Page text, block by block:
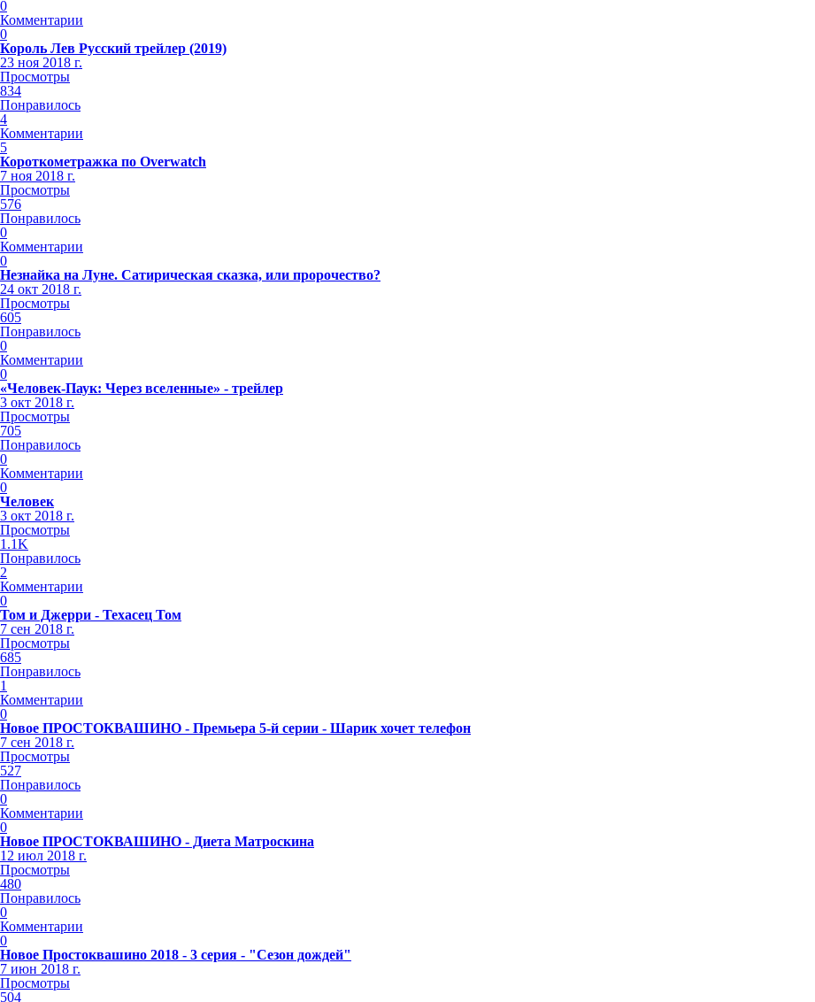
0
Комментарии
0
Король Лев Русский трейлер (2019)
23 ноя 2018 г.
Просмотры
834
Понравилось
4
Комментарии
5
Короткометражка по Overwatch
7 ноя 2018 г.
Просмотры
576
Понравилось
0
Комментарии
0
Незнайка на Луне. Сатирическая сказка, или пророчество?
24 окт 2018 г.
Просмотры
605
Понравилось
0
Комментарии
0
«Человек-Паук: Через вселенные» - трейлер
3 окт 2018 г.
Просмотры
705
Понравилось
0
Комментарии
0
Человек
3 окт 2018 г.
Просмотры
1.1K
Понравилось
2
Комментарии
0
Том и Джерри - Техасец Том
7 сен 2018 г.
Просмотры
685
Понравилось
1
Комментарии
0
Новое ПРОСТОКВАШИНО - Премьера 5-й серии - Шарик хочет телефон
7 сен 2018 г.
Просмотры
527
Понравилось
0
Комментарии
0
Новое ПРОСТОКВАШИНО - Диета Матроскина
12 июл 2018 г.
Просмотры
480
Понравилось
0
Комментарии
0
Новое Простоквашино 2018 - 3 серия - "Сезон дождей"
7 июн 2018 г.
Просмотры
504